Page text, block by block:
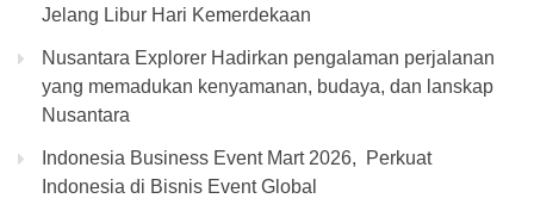
Jelang Libur Hari Kemerdekaan
Nusantara Explorer Hadirkan pengalaman perjalanan
yang memadukan kenyamanan, budaya, dan lanskap
Nusantara
Indonesia Business Event Mart 2026, Perkuat
Indonesia di Bisnis Event Global